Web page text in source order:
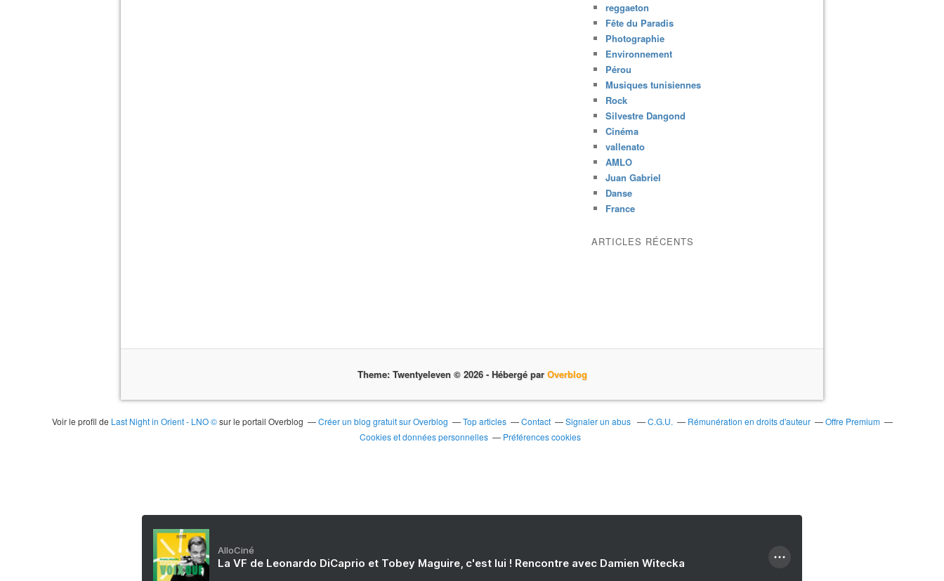
reggaeton
Fête du Paradis
Photographie
Environnement
Pérou
Musiques tunisiennes
Rock
Silvestre Dangond
Cinéma
vallenato
AMLO
Juan Gabriel
Danse
France
ARTICLES RÉCENTS
Theme: Twentyeleven © 2026 - Hébergé par Overblog
Voir le profil de Last Night in Orient - LNO ©sur le portail Overblog Créer un blog gratuit sur Overblog Top articles Contact Signaler un abus C.G.U. Rémunération en droits d'auteur
Offre Premium
Cookies et données personnelles
Préférences cookies
AlloCiné
La VF de Leonardo DiCaprio et Tobey Maguire, c'est lui ! Rencontre avec Damien Witecka